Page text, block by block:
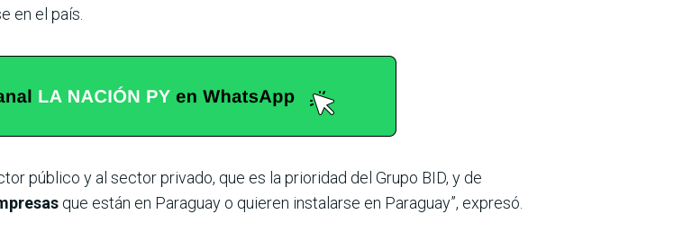
en el país.
público y al sector privado, que es la prioridad del Grupo BID, y de
que están en Paraguay o quieren instalarse en Paraguay”, expresó.